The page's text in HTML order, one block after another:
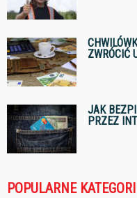
ZWRÓCIĆ
JAK
PRZEZ
POPULARNE